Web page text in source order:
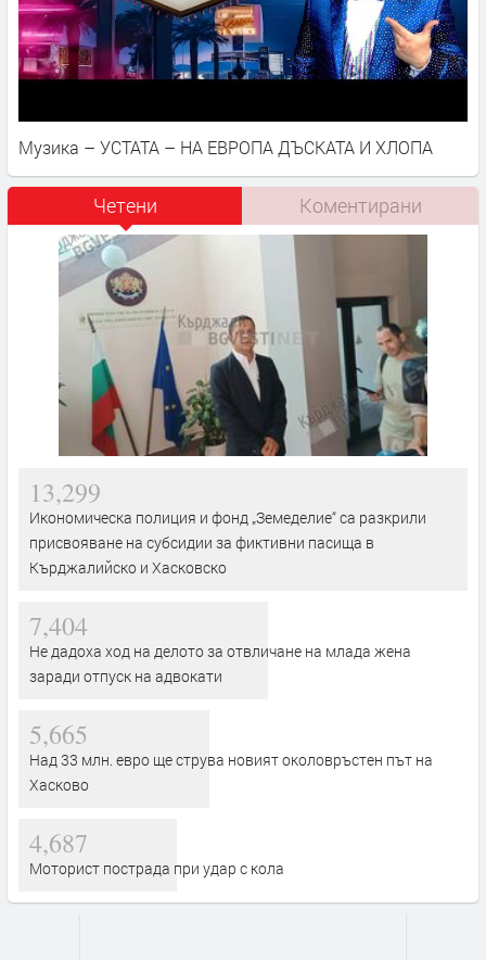
Музика – УСТАТА – НА ЕВРОПА ДЪСКАТА И ХЛОПА
Четени Коментирани
13,299
Икономическа полиция и фонд „Земеделие“ са разкрили
присвояване на субсидии за фиктивни пасища в
Кърджалийско и Хасковско
7,404
Не дадоха ход на делото за отвличане на млада жена
заради отпуск на адвокати
5,665
Над 33 млн. евро ще струва новият околовръстен път на
Хасково
4,687
Моторист пострада при удар с кола